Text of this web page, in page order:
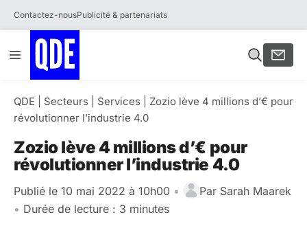
Contactez-nousPublicité & partenariats
au
contenu
Menu
QDE Secteurs Services
Zozio lève 4 millions d’€ pour
révolutionner l’industrie 4.0
Zozio lève 4 millions d’€ pour
révolutionner l’industrie 4.0
Publié le 10 mai 2022 à 10h00 • Par Sarah Maarek
• Durée de lecture : 3 minutes